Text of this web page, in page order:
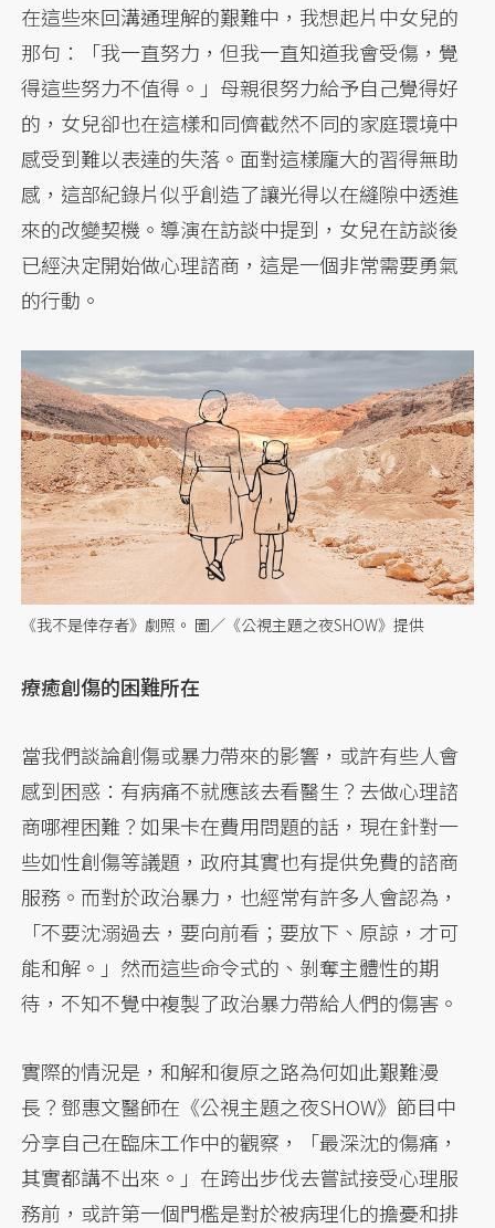
在這些來回溝通理解的艱難中，我想起片中女兒的
那句：「我一直努力，但我一直知道我會受傷，覺
得這些努力不值得。」母親很努力給予自己覺得好
的，女兒卻也在這樣和同儕截然不同的家庭環境中
感受到難以表達的失落。面對這樣龐大的習得無助
感，這部紀錄片似乎創造了讓光得以在縫隙中透進
來的改變契機。導演在訪談中提到，女兒在訪談後
已經決定開始做心理諮商，這是一個非常需要勇氣
的行動。
《我不是倖存者》劇照。 圖／《公視主題之夜SHOW》提供
療癒創傷的困難所在
當我們談論創傷或暴力帶來的影響，或許有些人會
感到困惑：有病痛不就應該去看醫生？去做心理諮
商哪裡困難？如果卡在費用問題的話，現在針對一
些如性創傷等議題，政府其實也有提供免費的諮商
服務。而對於政治暴力，也經常有許多人會認為，
「不要沈溺過去，要向前看；要放下、原諒，才可
能和解。」然而這些命令式的、剝奪主體性的期
待，不知不覺中複製了政治暴力帶給人們的傷害。
實際的情況是，和解和復原之路為何如此艱難漫
長？鄧惠文醫師在《公視主題之夜SHOW》節目中
分享自己在臨床工作中的觀察，「最深沈的傷痛，
其實都講不出來。」在跨出步伐去嘗試接受心理服
務前，或許第一個門檻是對於被病理化的擔憂和排